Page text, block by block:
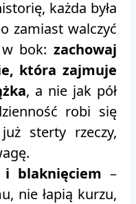
każda była
zamiast walczyć
bok: zachowaj
która zajmuje
, a nie jak pół
robi się
sterty rzeczy,
blaknięciem –
nie łapią kurzu,